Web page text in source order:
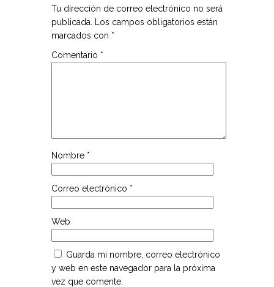
Tu dirección de correo electrónico no será
publicada.
Los campos obligatorios están
marcados con *
Comentario *
Nombre *
Correo electrónico *
Web
Guarda mi nombre, correo electrónico
y web en este navegador para la próxima
vez que comente.